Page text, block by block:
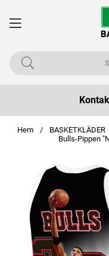
Hem BASKETKLÄDER
Bulls-Pippen